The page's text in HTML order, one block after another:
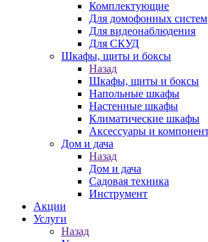
Комплектующие
Для домофонных систем
Для видеонаблюдения
Для СКУД
Шкафы, щиты и боксы
Назад
Шкафы, щиты и боксы
Напольные шкафы
Настенные шкафы
Климатические шкафы
Аксессуары и
Дом и дача
Назад
Дом и дача
Садовая техника
Инструмент
Акции
Услуги
Назад